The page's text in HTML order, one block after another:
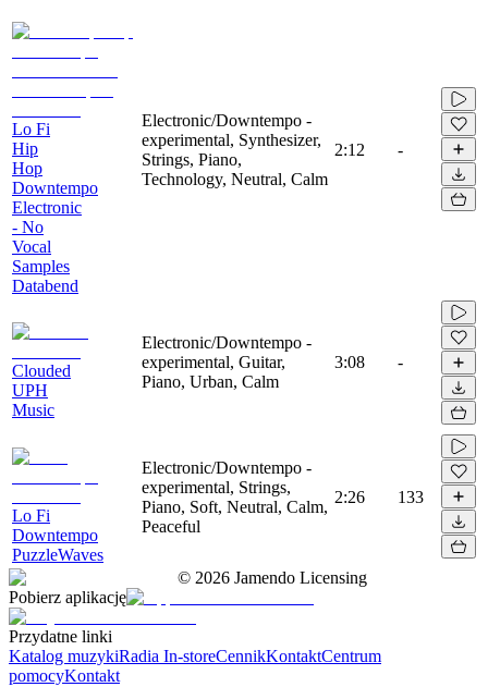
Lo Fi
Hip
Hop
Downtempo
Electronic
- No
Vocal
Samples
Databend
Electronic/Downtempo -
experimental, Synthesizer,
Strings, Piano,
Technology, Neutral, Calm
2:12 -
Clouded
UPH
Music
Electronic/Downtempo -
experimental, Guitar,
Piano, Urban, Calm
3:08 -
Lo Fi
Downtempo
PuzzleWaves
Electronic/Downtempo -
experimental, Strings,
Piano, Soft, Neutral, Calm,
Peaceful
2:26 133
© 2026 Jamendo Licensing
Pobierz aplikację
Przydatne linki
Katalog muzykiRadia In-storeCennikKontaktCentrum
pomocyKontakt